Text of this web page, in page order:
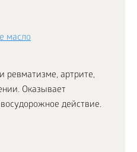
масло
ревматизме, артрите,
Оказывает
действие.